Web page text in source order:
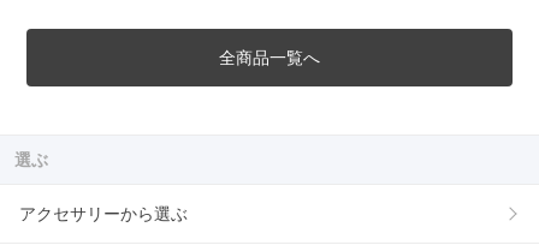
全商品一覧へ
選ぶ
アクセサリーから選ぶ